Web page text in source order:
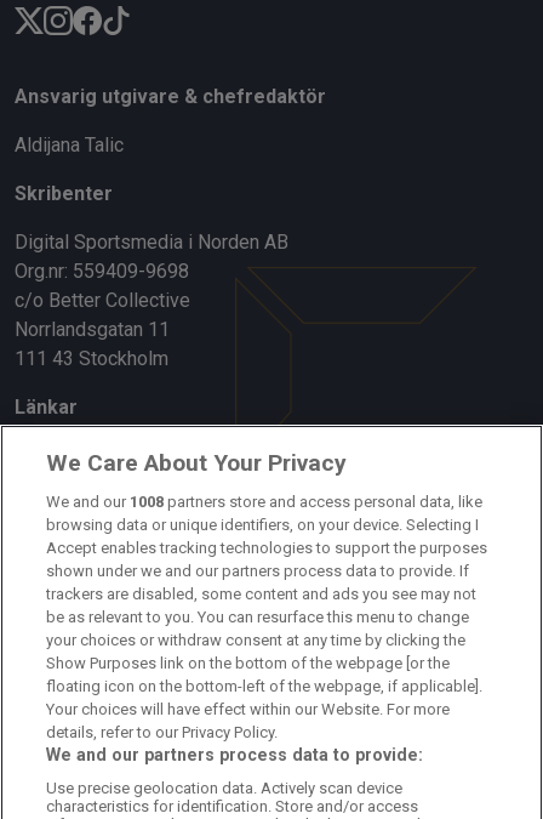
Ansvarig utgivare & chefredaktör
Aldijana Talic
Skribenter
Digital Sportsmedia i Norden AB
Org.nr: 559409-9698
c/o Better Collective
Norrlandsgatan 11
111 43 Stockholm
Länkar
Om oss
Kontakta oss
Kundtjänst
Sponsor: Rekatochklart
Annonsera på Fotbolldirekt
Redaktionell policy
Personuppgiftspolicy
Cookiepolicy
We Care About Your Privacy
We and our 1008 partners store and access personal data, like
browsing data or unique identifiers, on your device. Selecting I
Accept enables tracking technologies to support the purposes
shown under we and our partners process data to provide. If
trackers are disabled, some content and ads you see may not
be as relevant to you. You can resurface this menu to change
your choices or withdraw consent at any time by clicking the
Show Purposes link on the bottom of the webpage [or the
floating icon on the bottom-left of the webpage, if applicable].
Your choices will have effect within our Website. For more
details, refer to our Privacy Policy.
We and our partners process data to provide:
Use precise geolocation data. Actively scan device
characteristics for identification. Store and/or access